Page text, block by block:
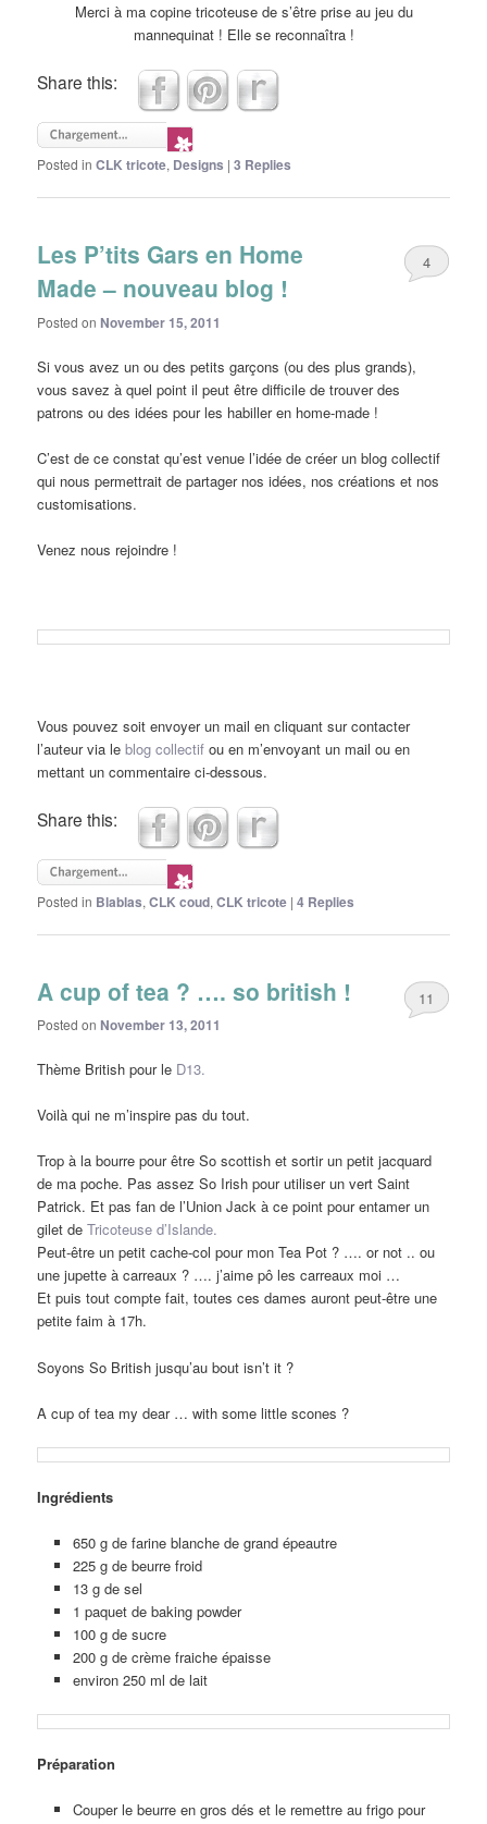
Merci à ma copine tricoteuse de s’être prise au jeu du
mannequinat ! Elle se reconnaîtra !
Share this:
Posted in CLK tricote, Designs |3 Replies
Les P’tits Gars en Home
Made – nouveau blog !
Posted on November 15, 2011
4
Si vous avez un ou des petits garçons (ou des plus grands),
vous savez à quel point il peut être difficile de trouver des
patrons ou des idées pour les habiller en home-made !
C’est de ce constat qu’est venue l’idée de créer un blog collectif
qui nous permettrait de partager nos idées, nos créations et nos
customisations.
Venez nous rejoindre !
Vous pouvez soit envoyer un mail en cliquant sur contacter
l’auteur via leblog collectifou en m’envoyant un mail ou en
mettant un commentaire ci-dessous.
Share this:
Posted in Blablas,CLK coud,CLK tricote |4 Replies
A cup of tea ? …. so british !
Posted on November 13, 2011
11
Thème British pour le D13.
Voilà qui ne m’inspire pas du tout.
Trop à la bourre pour être So scottish et sortir un petit jacquard
de ma poche. Pas assez So Irish pour utiliser un vert Saint
Patrick. Et pas fan de l’Union Jack à ce point pour entamer un
gilet deTricoteuse d’Islande.
Peut-être un petit cache-col pour mon Tea Pot ? …. or not .. ou
une jupette à carreaux ? …. j’aime pô les carreaux moi …
Et puis tout compte fait, toutes ces dames auront peut-être une
petite faim à 17h.
Soyons So British jusqu’au bout isn’t it ?
A cup of tea my dear … with some little scones ?
Ingrédients
650 g de farine blanche de grand épeautre
225 g de beurre froid
13 g de sel
1 paquet de baking powder
100 g de sucre
200 g de crème fraiche épaisse
environ 250 ml de lait
Préparation
Couper le beurre en gros dés et le remettre au frigo pour